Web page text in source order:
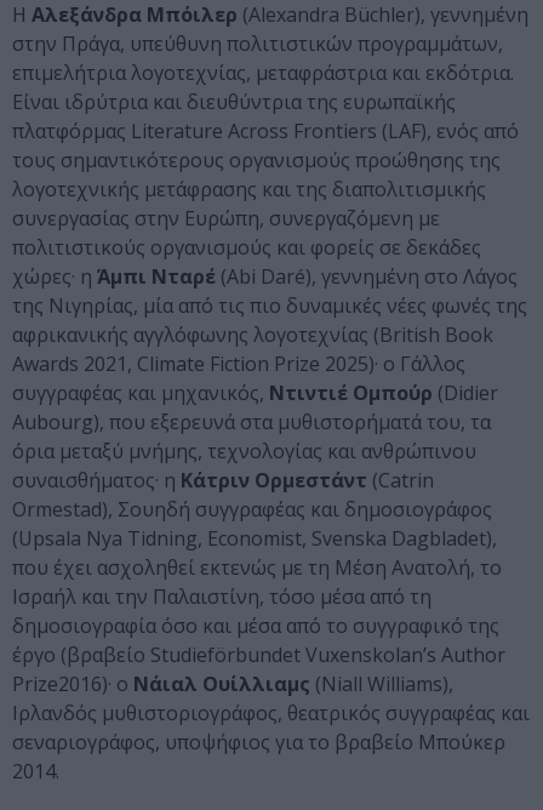
Η Αλεξάνδρα Μπόιλερ (Alexandra Büchler), γεννημένη
στην Πράγα, υπεύθυνη πολιτιστικών προγραμμάτων,
επιμελήτρια λογοτεχνίας, μεταφράστρια και εκδότρια.
Είναι ιδρύτρια και διευθύντρια της ευρωπαϊκής
πλατφόρμας Literature Across Frontiers (LAF), ενός από
τους σημαντικότερους οργανισμούς προώθησης της
λογοτεχνικής μετάφρασης και της διαπολιτισμικής
συνεργασίας στην Ευρώπη, συνεργαζόμενη με
πολιτιστικούς οργανισμούς και φορείς σε δεκάδες
χώρες· η Άμπι Νταρέ (Abi Daré), γεννημένη στο Λάγος
της Νιγηρίας, μία από τις πιο δυναμικές νέες φωνές της
αφρικανικής αγγλόφωνης λογοτεχνίας (British Book
Awards 2021, Climate Fiction Prize 2025)· ο Γάλλος
συγγραφέας και μηχανικός, Ντιντιέ Ομπούρ (Didier
Aubourg), που εξερευνά στα μυθιστορήματά του, τα
όρια μεταξύ μνήμης, τεχνολογίας και ανθρώπινου
συναισθήματος· η Κάτριν Ορμεστάντ (Catrin
Ormestad), Σουηδή συγγραφέας και δημοσιογράφος
(Upsala Nya Tidning, Economist, Svenska Dagbladet),
που έχει ασχοληθεί εκτενώς με τη Μέση Ανατολή, το
Ισραήλ και την Παλαιστίνη, τόσο μέσα από τη
δημοσιογραφία όσο και μέσα από το συγγραφικό της
έργο (βραβείο Studieförbundet Vuxenskolan’s Author
Prize2016)· ο Νάιαλ Ουίλλιαμς (Niall Williams),
Ιρλανδός μυθιστοριογράφος, θεατρικός συγγραφέας και
σεναριογράφος, υποψήφιος για το βραβείο Μπούκερ
2014.